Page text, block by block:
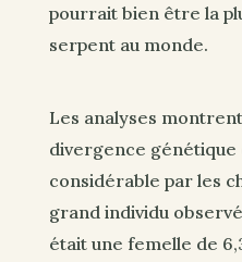
pourrait bien être la
serpent au monde.
Les analyses
divergence génétique
considérable par les
grand individu
était une femelle de